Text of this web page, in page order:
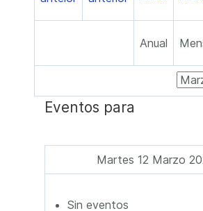
Anual
Eventos para
Martes 12 Marzo
Sin eventos